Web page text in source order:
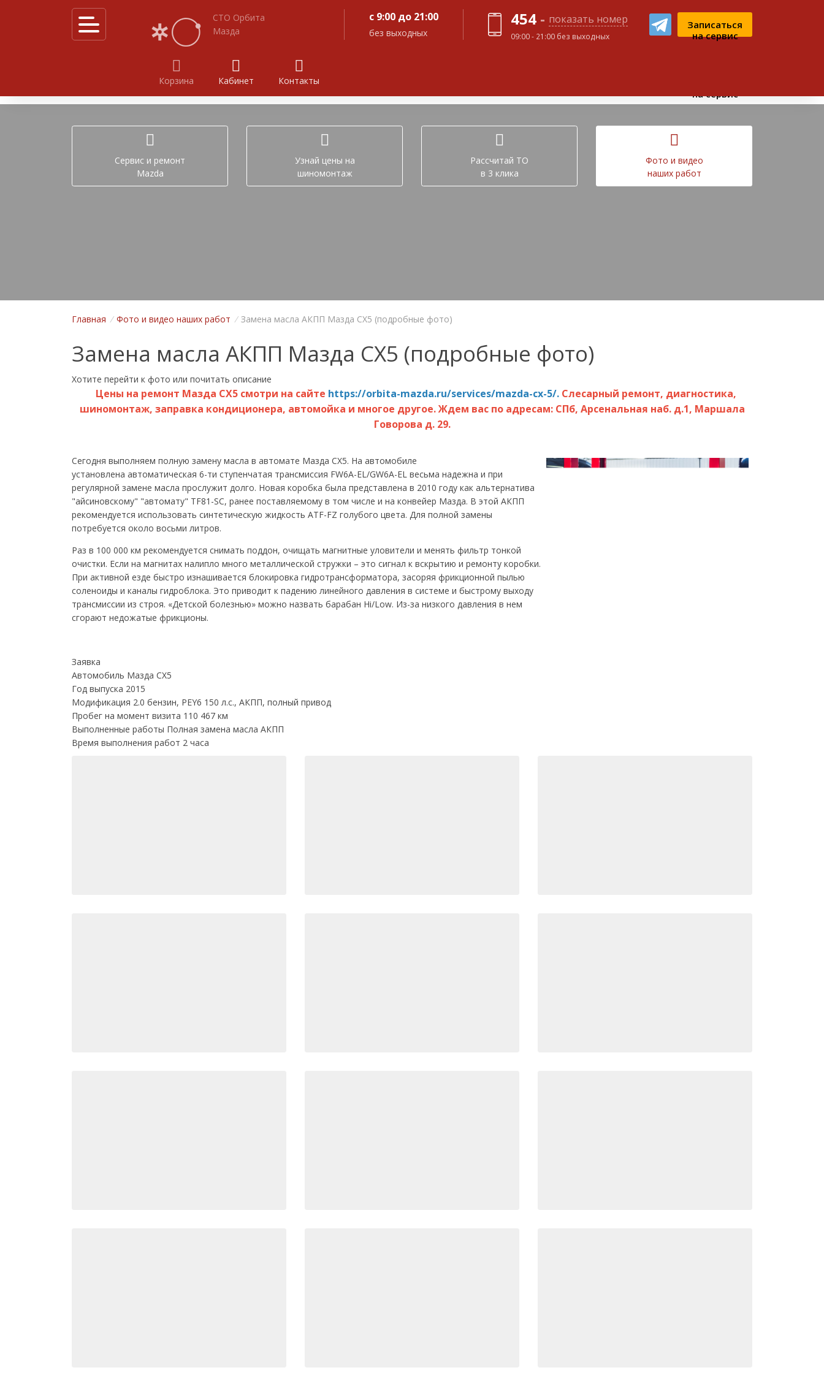
СТО Орбита
Мазда
Записаться
на сервис
454 - показать номер
09:00 - 21:00 без выходных
с 9:00 до 21:00
без выходных
Корзина Кабинет Контакты
Калькулятор услуг Акции
на сервис
Cервис и ремонт
Mazda
Узнай цены на
шиномонтаж
Рассчитай ТО
в 3 клика
Фото и видео
наших работ
Главная / Фото и видео наших работ / Замена масла АКПП Мазда СХ5 (подробные фото)
Замена масла АКПП Мазда СХ5 (подробные фото)
Хотите перейти к фото или почитать описание
Цены на ремонт Мазда CX5 смотри на сайте https://orbita-mazda.ru/services/mazda-cx-5/.Слесарный ремонт, диагностика,
шиномонтаж, заправка кондиционера, автомойка и многое другое. Ждем вас по адресам: СПб, Арсенальная наб. д.1, Маршала
Говорова д. 29.
Сегодня выполняем полную замену масла в автомате Мазда СХ5. На автомобиле
установлена автоматическая 6-ти ступенчатая трансмиссия FW6A-EL/GW6A-EL весьма надежна и при
регулярной замене масла прослужит долго. Новая коробка была представлена в 2010 году как альтернатива
"айсиновскому" "автомату" TF81-SC, ранее поставляемому в том числе и на конвейер Мазда. В этой АКПП
рекомендуется использовать синтетическую жидкость ATF-FZ голубого цвета. Для полной замены
потребуется около восьми литров.
Раз в 100 000 км рекомендуется снимать поддон, очищать магнитные уловители и менять фильтр тонкой
очистки. Если на магнитах налипло много металлической стружки – это сигнал к вскрытию и ремонту коробки.
При активной езде быстро изнашивается блокировка гидротрансформатора, засоряя фрикционной пылью
соленоиды и каналы гидроблока. Это приводит к падению линейного давления в системе и быстрому выходу
трансмиссии из строя. «Детской болезнью» можно назвать барабан Hi/Low. Из-за низкого давления в нем
сгорают недожатые фрикционы.
Заявка
Автомобиль Мазда СХ5
Год выпуска 2015
Модификация 2.0 бензин, PEY6 150 л.с., АКПП, полный привод
Пробег на момент визита 110 467 км
Выполненные работы Полная замена масла АКПП
Время выполнения работ 2 часа